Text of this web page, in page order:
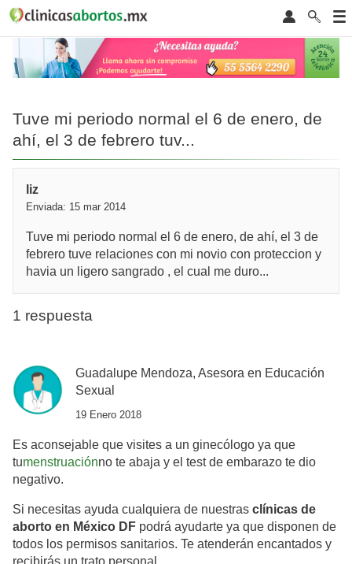
Tuve mi periodo normal el 6 de enero, de
ahí, el 3 de febrero tuv...
liz
Enviada: 15 mar 2014
Tuve mi periodo normal el 6 de enero, de ahí, el 3 de
febrero tuve relaciones con mi novio con proteccion y
havia un ligero sangrado , el cual me duro...
1 respuesta
Guadalupe Mendoza, Asesora en Educación
Sexual
19 Enero 2018
Es aconsejable que visites a un ginecólogo ya que
tumenstruaciónno te abaja y el test de embarazo te dio
negativo.
Si necesitas ayuda cualquiera de nuestras clínicas de
aborto en México DF podrá ayudarte ya que disponen de
todos los permisos sanitarios. Te atenderán encantados y
recibirás un trato personal.